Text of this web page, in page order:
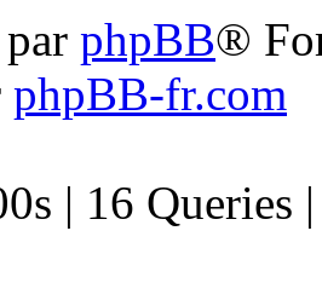
phpBB®
phpBB-fr.com
| 16 Queries